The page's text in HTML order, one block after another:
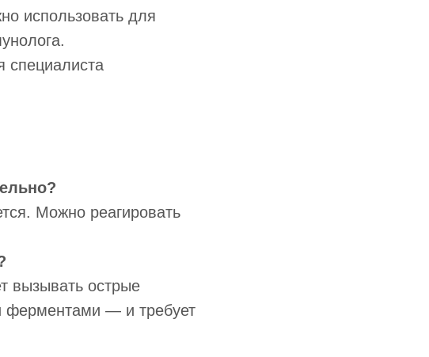
использовать для
специалиста
Можно реагировать
вызывать острые
ферментами — и требует